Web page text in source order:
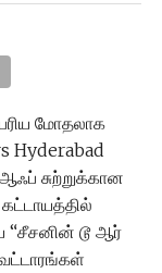
மோதலாக
Hyderabad
சுற்றுக்கான
டூ ஆர்